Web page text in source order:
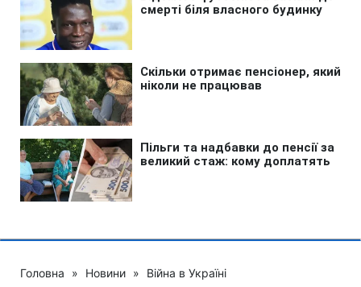
Головна » Новини » Війна в Україні